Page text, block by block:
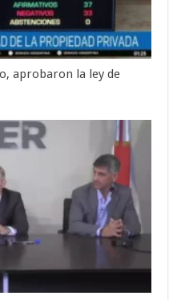
aprobaron la ley de